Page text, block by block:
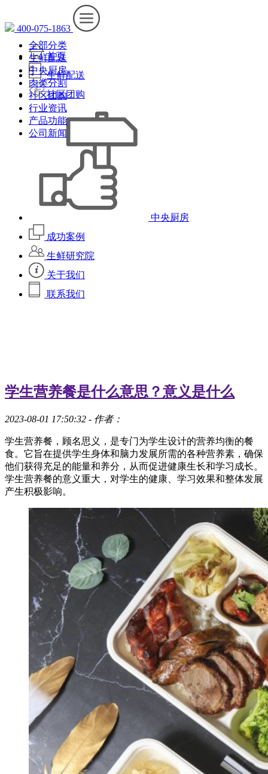
400-075-1863
首页
生鲜配送
社区团购
中央厨房
成功案例
生鲜研究院
关于我们
联系我们
全部分类
生鲜配送
中央厨房
肉类分割
社区团购
行业资讯
产品功能
公司新闻
学生营养餐是什么意思？意义是什么
2023-08-01 17:50:32 - 作者：
学生营养餐，顾名思义，是专门为学生设计的营养均衡的餐
食。它旨在提供学生身体和脑力发展所需的各种营养素，确保
他们获得充足的能量和养分，从而促进健康生长和学习成长。
学生营养餐的意义重大，对学生的健康、学习效果和整体发展
产生积极影响。